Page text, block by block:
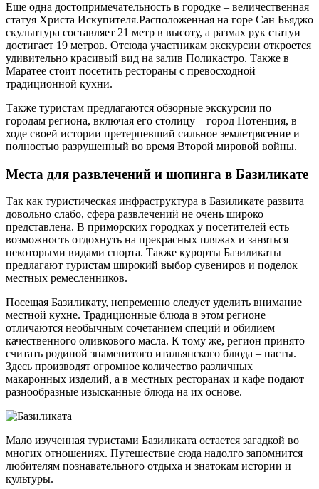
Еще одна достопримечательность в городке – величественная
статуя Христа Искупителя.Расположенная на горе Сан Бьяджо
скульптура составляет 21 метр в высоту, а размах рук статуи
достигает 19 метров. Отсюда участникам экскурсии откроется
удивительно красивый вид на залив Поликастро. Также в
Маратее стоит посетить рестораны с превосходной
традиционной кухни.
Также туристам предлагаются обзорные экскурсии по
городам региона, включая его столицу – город Потенция, в
ходе своей истории претерпевший сильное землетрясение и
полностью разрушенный во время Второй мировой войны.
Места для развлечений и шопинга в Базиликате
Так как туристическая инфраструктура в Базиликате развита
довольно слабо, сфера развлечений не очень широко
представлена. В приморских городках у посетителей есть
возможность отдохнуть на прекрасных пляжах и заняться
некоторыми видами спорта. Также курорты Базиликаты
предлагают туристам широкий выбор сувениров и поделок
местных ремесленников.
Посещая Базиликату, непременно следует уделить внимание
местной кухне. Традиционные блюда в этом регионе
отличаются необычным сочетанием специй и обилием
качественного оливкового масла. К тому же, регион принято
считать родиной знаменитого итальянского блюда – пасты.
Здесь производят огромное количество различных
макаронных изделий, а в местных ресторанах и кафе подают
разнообразные изысканные блюда на их основе.
Мало изученная туристами Базиликата остается загадкой во
многих отношениях. Путешествие сюда надолго запомнится
любителям познавательного отдыха и знатокам истории и
культуры.